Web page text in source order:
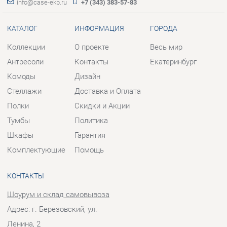
Стеллажи
Тумбы
Шкафы
Комплектующие
Доставка и Оплата
Политика
Гарантия
Помощь
КОНТАКТЫ
Шоурум и склад самовывоза
Адрес: г. Березовский, ул.
Ленина, 2
Телефон: +7 (343) 383-57-83
Пн - Пт:10:00 - 20:00 (GMT+5)